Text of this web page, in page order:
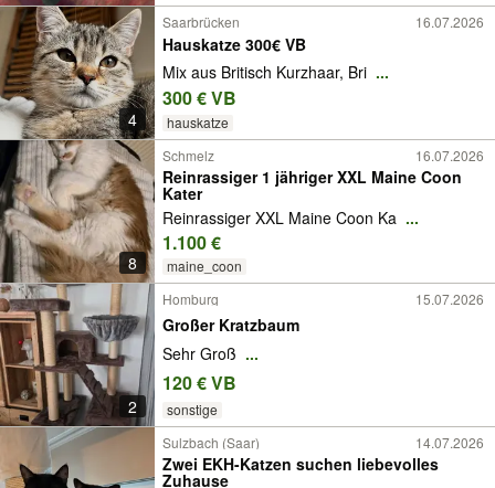
4
Saarbrücken 16.07.2026
Hauskatze 300€ VB
Mix aus Britisch Kurzhaar, Bri ...
300 € VB
hauskatze
8
Schmelz 16.07.2026
Reinrassiger 1 jähriger XXL Maine Coon
Kater
Reinrassiger XXL Maine Coon Ka ...
1.100 €
maine_coon
2
Homburg 15.07.2026
Großer Kratzbaum
Sehr Groß ...
120 € VB
sonstige
Sulzbach (Saar) 14.07.2026
Zwei EKH-Katzen suchen liebevolles
Zuhause